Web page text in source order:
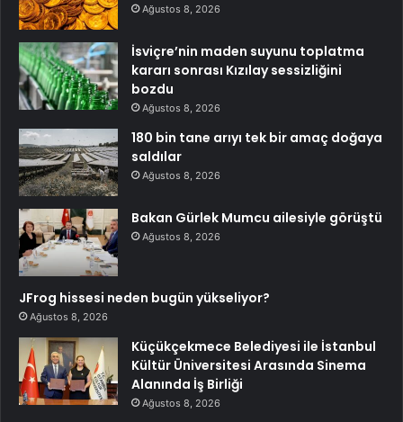
Ağustos 8, 2026
İsviçre’nin maden suyunu toplatma
kararı sonrası Kızılay sessizliğini
bozdu
Ağustos 8, 2026
180 bin tane arıyı tek bir amaç doğaya
saldılar
Ağustos 8, 2026
Bakan Gürlek Mumcu ailesiyle görüştü
Ağustos 8, 2026
JFrog hissesi neden bugün yükseliyor?
Ağustos 8, 2026
Küçükçekmece Belediyesi ile İstanbul
Kültür Üniversitesi Arasında Sinema
Alanında İş Birliği
Ağustos 8, 2026